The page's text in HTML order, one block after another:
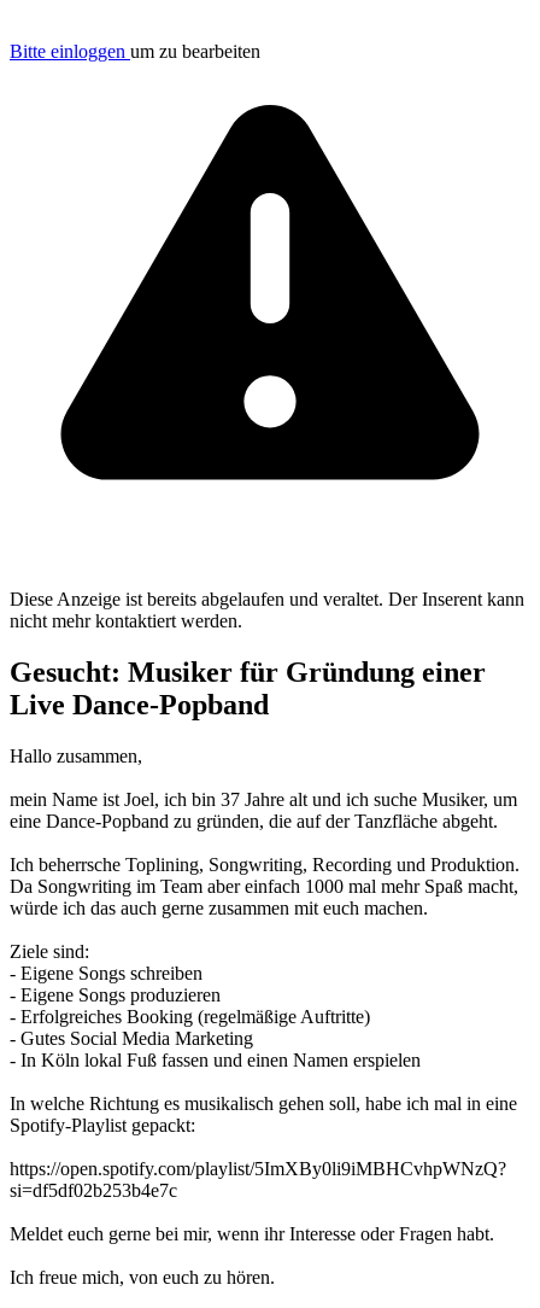
Bitte einloggen um zu bearbeiten
Diese Anzeige ist bereits abgelaufen und veraltet. Der Inserent kann
nicht mehr kontaktiert werden.
Gesucht: Musiker für Gründung einer
Live Dance-Popband
Hallo zusammen,
mein Name ist Joel, ich bin 37 Jahre alt und ich suche Musiker, um
eine Dance-Popband zu gründen, die auf der Tanzfläche abgeht.
Ich beherrsche Toplining, Songwriting, Recording und Produktion.
Da Songwriting im Team aber einfach 1000 mal mehr Spaß macht,
würde ich das auch gerne zusammen mit euch machen.
Ziele sind:
- Eigene Songs schreiben
- Eigene Songs produzieren
- Erfolgreiches Booking (regelmäßige Auftritte)
- Gutes Social Media Marketing
- In Köln lokal Fuß fassen und einen Namen erspielen
In welche Richtung es musikalisch gehen soll, habe ich mal in eine
Spotify-Playlist gepackt:
https://open.spotify.com/playlist/5ImXBy0li9iMBHCvhpWNzQ?
si=df5df02b253b4e7c
Meldet euch gerne bei mir, wenn ihr Interesse oder Fragen habt.
Ich freue mich, von euch zu hören.